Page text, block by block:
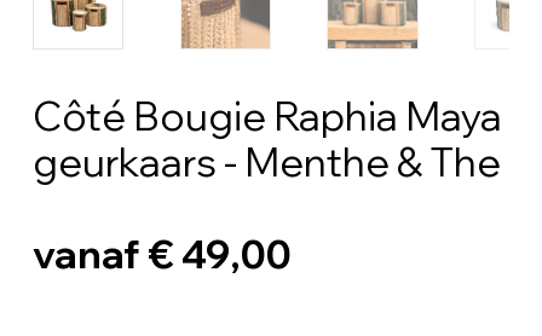
Côté Bougie Raphia Maya
geurkaars - Menthe & The
vanaf € 49,00